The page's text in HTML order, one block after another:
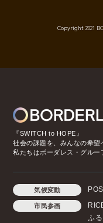
Copyright 2021
『SWITCH to HOPE』
社会の課題を、みんなの希望
私たちはボーダレス・グルー
気候変動
市民参画
ふ